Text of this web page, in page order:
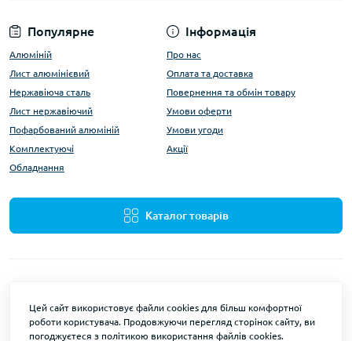
Популярне
Алюміній
Лист алюмінієвий
Нержавіюча сталь
Лист нержавіючий
Пофарбований алюміній
Комплектуючі
Обладнання
Інформація
Про нас
Оплата та доставка
Повернення та обмін товару
Умови оферти
Умови угоди
Акції
Каталог товарів
ALUMARKET © 2026
Цей сайт використовує файли cookies для більш комфортної
роботи користувача. Продовжуючи перегляд сторінок сайту, ви
погоджуєтеся з політикою використання файлів cookies.